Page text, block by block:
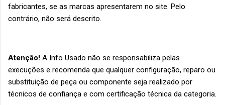
fabricantes, se as marcas apresentarem no site. Pelo
contrário, não será descrito.
Atenção! A Info Usado não se responsabiliza pelas
execuções e recomenda que qualquer configuração, reparo ou
substituição de peça ou componente seja realizado por
técnicos de confiança e com certificação técnica da categoria.